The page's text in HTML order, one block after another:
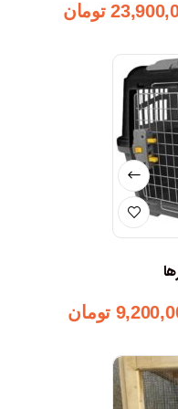
تومان
تومان